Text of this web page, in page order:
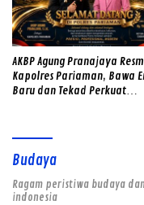
AKBP Agung Pranajaya
Kapolres Pariaman, Bawa
Baru dan Tekad Perkuat
Budaya
Ragam peristiwa budaya
indonesia